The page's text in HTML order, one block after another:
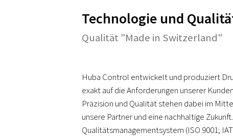
Technologie und
Qualität "Made in Switzerland"
Huba Control entwickelt und produziert
exakt auf die Anforderungen unserer
Präzision und Qualität stehen dabei im
unsere Partner und eine nachhaltige
Qualitätsmanagementsystem (ISO 9001;